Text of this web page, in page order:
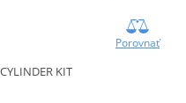
Porovnať
KIT